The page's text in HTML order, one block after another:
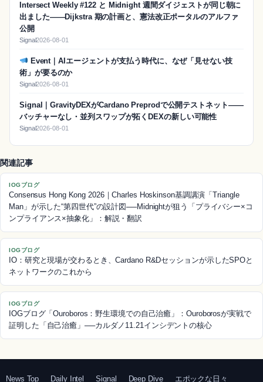
Intersect Weekly #122 と Midnight 週間ダイジェストが同じ朝に
出ました——Dijkstra 期の計画と、憲法改正ポータルのアルファ
公開
Signal2026-08-01
Event｜AIエージェントが支払う時代に、なぜ「見せない技
術」が要るのか
Signal2026-08-01
Signal｜GravityDEXがCardano Preprodで公開テストネット——
バッチャーなし・並列スワップが拓くDEXの新しい可能性
Signal2026-08-01
関連記事
IOGブログ
Consensus Hong Kong 2026｜Charles Hoskinson基調講演「Triangle
Man」が示した“第四世代”の設計図──Midnightが狙う「プライバシー×コ
ンプライアンス×抽象化」：解説・翻訳
IOGブログ
IO：研究と現場が交わるとき、Cardano R&Dセッションが示したSPOと
ネットワークのこれから
IOGブログ
IOGブログ「Ouroboros：野生環境での自己治癒」：Ouroborosが実戦で
証明した「自己治癒」──カルダノ11.21インシデントの核心
News Top Daily Intel Signal Deep Dive エポックな日々